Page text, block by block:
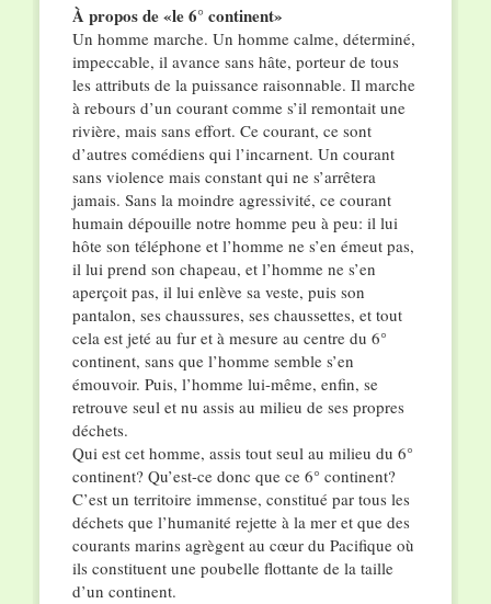
À propos de «le 6° continent»
Un homme marche. Un homme calme, déterminé,
impeccable, il avance sans hâte, porteur de tous
les attributs de la puissance raisonnable. Il marche
à rebours d’un courant comme s’il remontait une
rivière, mais sans effort. Ce courant, ce sont
d’autres comédiens qui l’incarnent. Un courant
sans violence mais constant qui ne s’arrêtera
jamais. Sans la moindre agressivité, ce courant
humain dépouille notre homme peu à peu: il lui
hôte son téléphone et l’homme ne s’en émeut pas,
il lui prend son chapeau, et l’homme ne s’en
aperçoit pas, il lui enlève sa veste, puis son
pantalon, ses chaussures, ses chaussettes, et tout
cela est jeté au fur et à mesure au centre du 6°
continent, sans que l’homme semble s’en
émouvoir. Puis, l’homme lui-même, enfin, se
retrouve seul et nu assis au milieu de ses propres
déchets.
Qui est cet homme, assis tout seul au milieu du 6°
continent? Qu’est-ce donc que ce 6° continent?
C’est un territoire immense, constitué par tous les
déchets que l’humanité rejette à la mer et que des
courants marins agrègent au cœur du Pacifique où
ils constituent une poubelle flottante de la taille
d’un continent.